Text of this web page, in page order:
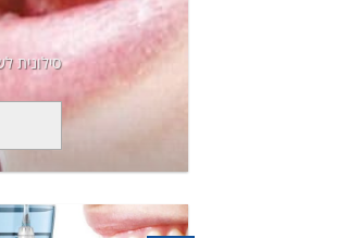
סילונית